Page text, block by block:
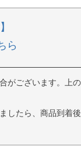
ら
がございます。上
したら、商品到着